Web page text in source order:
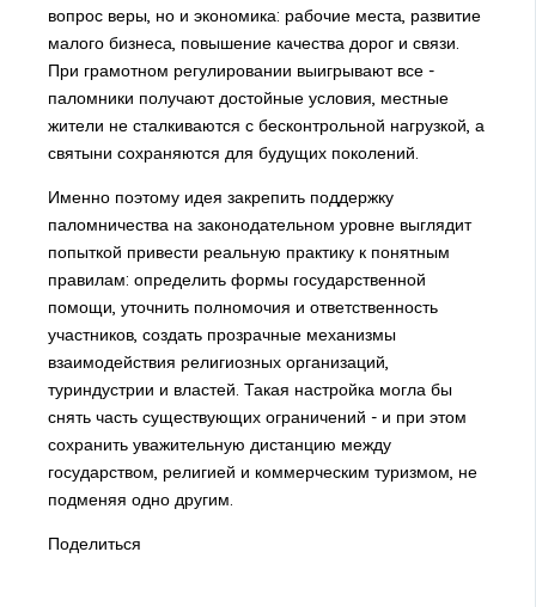
вопрос веры, но и экономика: рабочие места, развитие
малого бизнеса, повышение качества дорог и связи.
При грамотном регулировании выигрывают все -
паломники получают достойные условия, местные
жители не сталкиваются с бесконтрольной нагрузкой, а
святыни сохраняются для будущих поколений.
Именно поэтому идея закрепить поддержку
паломничества на законодательном уровне выглядит
попыткой привести реальную практику к понятным
правилам: определить формы государственной
помощи, уточнить полномочия и ответственность
участников, создать прозрачные механизмы
взаимодействия религиозных организаций,
туриндустрии и властей. Такая настройка могла бы
снять часть существующих ограничений - и при этом
сохранить уважительную дистанцию между
государством, религией и коммерческим туризмом, не
подменяя одно другим.
Поделиться